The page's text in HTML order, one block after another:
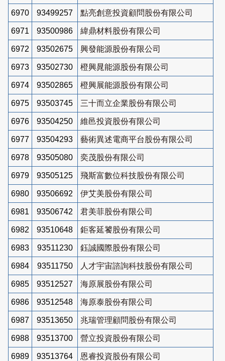
6970 93499257 點亮創意投資顧問股份有限公司
6971 93500986 緯鼎材料股份有限公司
6972 93502675 興發能源股份有限公司
6973 93502730 橙興晁能源股份有限公司
6974 93502865 橙興展能源股份有限公司
6975 93503745 三十而立企業股份有限公司
6976 93504250 維邑投資股份有限公司
6977 93504293 藝術異述電商平台股份有限公司
6978 93505080 奕茂股份有限公司
6979 93505125 飛斯富數位科技股份有限公司
6980 93506692 伊艾美股份有限公司
6981 93506742 君美菲股份有限公司
6982 93510648 鉅客延饕股份有限公司
6983 93511230 鈺誠國際股份有限公司
6984 93511750 人才宇宙諮詢科技股份有限公司
6985 93512527 海原展股份有限公司
6986 93512548 海原泰股份有限公司
6987 93513650 兆瑞管理顧問股份有限公司
6988 93513700 營立投資股份有限公司
6989 93513764 恩睿投資股份有限公司